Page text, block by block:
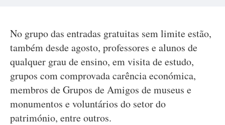
No grupo das entradas gratuitas sem limite estão,
também desde agosto, professores e alunos de
qualquer grau de ensino, em visita de estudo,
grupos com comprovada carência económica,
membros de Grupos de Amigos de museus e
monumentos e voluntários do setor do
património, entre outros.